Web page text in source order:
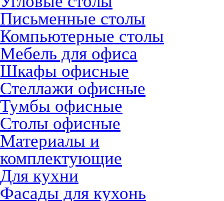
Письменные столы
Компьютерные столы
Мебель для офиса
Шкафы офисные
Стеллажи офисные
Тумбы офисные
Столы офисные
Материалы и
комплектующие
Для кухни
Фасады для кухонь